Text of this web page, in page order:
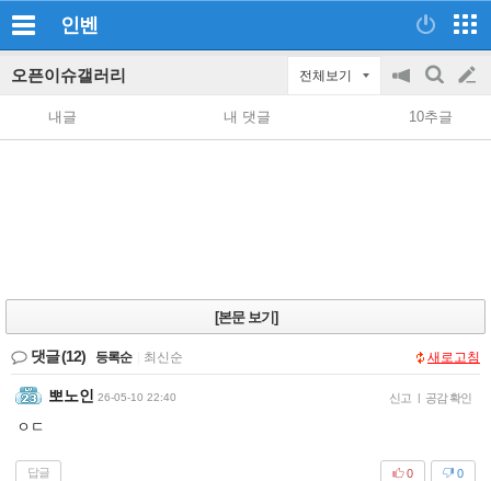
인벤
오픈이슈갤러리 전체보기
공
지
on/off
검
색
글
쓰
내글 내 댓글 10추글
[본문 보기]
댓글(12) 등록순 최신순 새로고침
뽀노인 26-05-10 22:40 신고 | 공감 확인
ㅇㄷ
답글 0
0